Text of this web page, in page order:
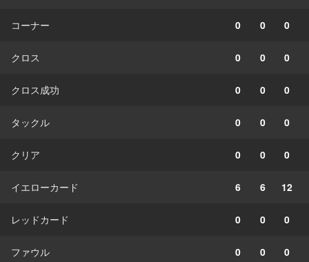
コーナー 0 0 0
クロス 0 0 0
クロス成功 0 0 0
タックル 0 0 0
クリア 0 0 0
イエローカード 6 6 12
レッドカード 0 0 0
ファウル 0 0 0